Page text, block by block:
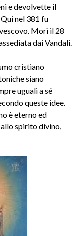
e devolvette il
Qui nel 381 fu
Morì il 28
dai Vandali.
cristiano
siano
uguali a sé
queste idee.
è eterno ed
spirito divino,